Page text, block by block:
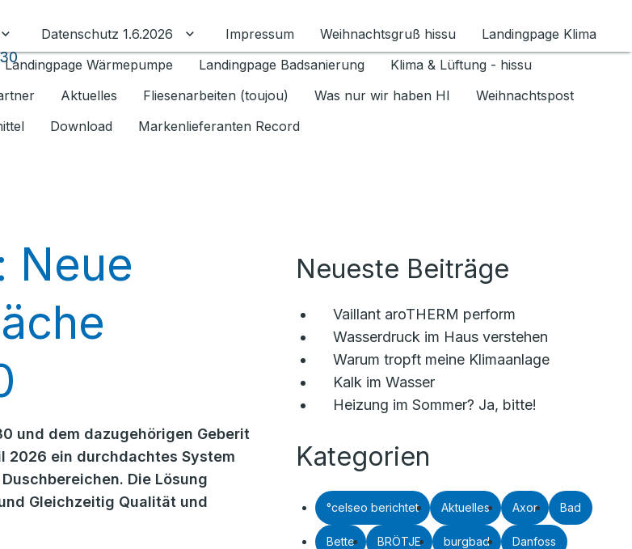
Untermenü für Ratgeber umschalten
Datenschutz 1.6.2026 Untermenü für Datenschutz 1.6.2026 umschalten
Impressum Weihnachtsgruß hissu
Landingpage Klima
Landingpage Wärmepumpe Landingpage Badsanierung
Klima & Lüftung - hissu
Aktuelles Fliesenarbeiten (toujou) Was nur wir haben HI
Weihnachtspost
Download Markenlieferanten Record
Neue
und dem dazugehörigen Geberit
2026 ein durchdachtes System
Die Lösung
Gleichzeitig Qualität und
Neueste Beiträge
Vaillant aroTHERM perform
Wasserdruck im Haus verstehen
Warum tropft meine Klimaanlage
Kalk im Wasser
Heizung im Sommer? Ja, bitte!
Kategorien
°celseo berichtet Aktuelles Axor Bad
Bette BRÖTJE burgbad Danfoss